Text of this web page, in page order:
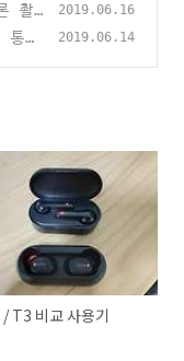
촬
2019.06.16
화
2019.06.14
T3 비교 사용기